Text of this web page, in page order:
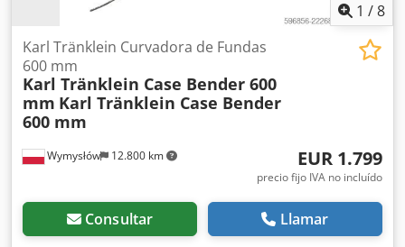
1 /8
Wymysłów 12.800 km
Karl Tränklein Curvadora de Fundas
600 mm
Karl Tränklein Case Bender 600
mm Karl Tränklein Case Bender
600 mm
EUR 1.799
precio fijo IVA no incluído
Consultar Llamar